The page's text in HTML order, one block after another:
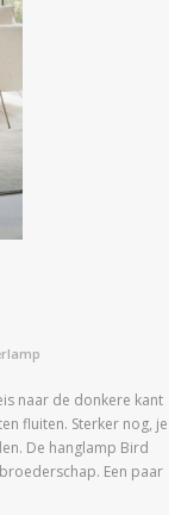
naar de donkere kant
fluiten. Sterker nog, je
De hanglamp Bird
Een paar